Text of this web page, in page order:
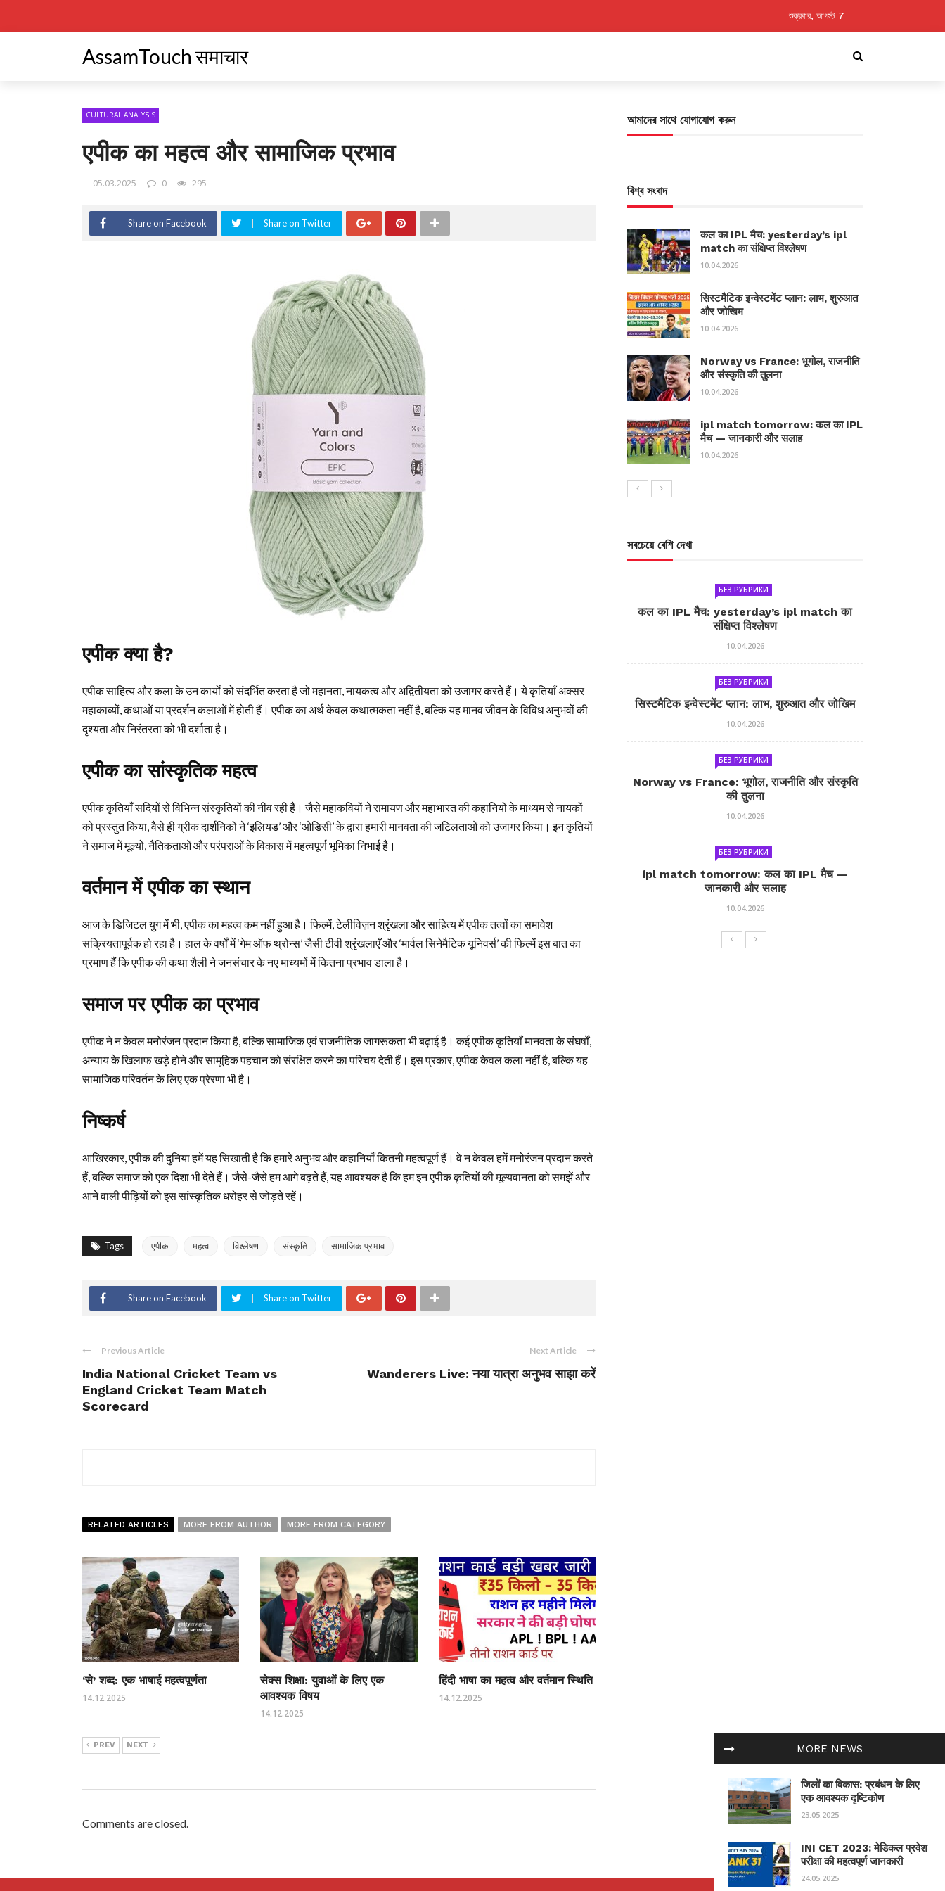
শুক্রবার, আগস্ট 7
AssamTouch समाचार
CULTURAL ANALYSIS
एपीक का महत्व और सामाजिक प्रभाव
05.03.2025 0 295
Share on Facebook Share on Twitter
एपीक क्या है?
एपीक साहित्य और कला के उन कार्यों को संदर्भित करता है जो महानता, नायकत्व और अद्वितीयता को उजागर करते हैं। ये कृतियाँ अक्सर
महाकाव्यों, कथाओं या प्रदर्शन कलाओं में होती हैं। एपीक का अर्थ केवल कथात्मकता नहीं है, बल्कि यह मानव जीवन के विविध अनुभवों की
दृश्यता और निरंतरता को भी दर्शाता है।
एपीक का सांस्कृतिक महत्व
एपीक कृतियाँ सदियों से विभिन्न संस्कृतियों की नींव रही हैं। जैसे महाकवियों ने रामायण और महाभारत की कहानियों के माध्यम से नायकों
को प्रस्तुत किया, वैसे ही ग्रीक दार्शनिकों ने ‘इलियड’ और ‘ओडिसी’ के द्वारा हमारी मानवता की जटिलताओं को उजागर किया। इन कृतियों
ने समाज में मूल्यों, नैतिकताओं और परंपराओं के विकास में महत्वपूर्ण भूमिका निभाई है।
वर्तमान में एपीक का स्थान
आज के डिजिटल युग में भी, एपीक का महत्व कम नहीं हुआ है। फिल्में, टेलीविज़न श्रृंखला और साहित्य में एपीक तत्वों का समावेश
सक्रियतापूर्वक हो रहा है। हाल के वर्षों में ‘गेम ऑफ थ्रोन्स’ जैसी टीवी श्रृंखलाएँ और ‘मार्वल सिनेमैटिक यूनिवर्स’ की फिल्में इस बात का
प्रमाण हैं कि एपीक की कथा शैली ने जनसंचार के नए माध्यमों में कितना प्रभाव डाला है।
समाज पर एपीक का प्रभाव
एपीक ने न केवल मनोरंजन प्रदान किया है, बल्कि सामाजिक एवं राजनीतिक जागरूकता भी बढ़ाई है। कई एपीक कृतियाँ मानवता के संघर्षों,
अन्याय के खिलाफ खड़े होने और सामूहिक पहचान को संरक्षित करने का परिचय देती हैं। इस प्रकार, एपीक केवल कला नहीं है, बल्कि यह
सामाजिक परिवर्तन के लिए एक प्रेरणा भी है।
निष्कर्ष
आखिरकार, एपीक की दुनिया हमें यह सिखाती है कि हमारे अनुभव और कहानियाँ कितनी महत्वपूर्ण हैं। वे न केवल हमें मनोरंजन प्रदान करते
हैं, बल्कि समाज को एक दिशा भी देते हैं। जैसे-जैसे हम आगे बढ़ते हैं, यह आवश्यक है कि हम इन एपीक कृतियों की मूल्यवानता को समझें और
आने वाली पीढ़ियों को इस सांस्कृतिक धरोहर से जोड़ते रहें।
Tags एपीक महत्व विश्लेषण संस्कृति सामाजिक प्रभाव
Share on Facebook Share on Twitter
Previous Article
India National Cricket Team vs
England Cricket Team Match
Scorecard
Next Article
Wanderers Live: नया यात्रा अनुभव साझा करें
RELATED ARTICLES MORE FROM AUTHOR MORE FROM CATEGORY
‘से’ शब्द: एक भाषाई महत्वपूर्णता
14.12.2025
सेक्स शिक्षा: युवाओं के लिए एक
आवश्यक विषय
14.12.2025
हिंदी भाषा का महत्व और वर्तमान स्थिति
14.12.2025
PREV NEXT
Comments are closed.
MORE NEWS
जिलों का विकास: प्रबंधन के लिए
एक आवश्यक दृष्टिकोण
23.05.2025
INI CET 2023: मेडिकल प्रवेश
परीक्षा की महत्वपूर्ण जानकारी
24.05.2025
আমাদের সাথে যোগাযোগ করুন
বিশ্ব সংবাদ
कल का IPL मैच: yesterday’s ipl
match का संक्षिप्त विश्लेषण
10.04.2026
सिस्टमैटिक इन्वेस्टमेंट प्लान: लाभ, शुरुआत
और जोखिम
10.04.2026
Norway vs France: भूगोल, राजनीति
और संस्कृति की तुलना
10.04.2026
ipl match tomorrow: कल का IPL
मैच — जानकारी और सलाह
10.04.2026
সবচেয়ে বেশি দেখা
БЕЗ РУБРИКИ
कल का IPL मैच: yesterday’s ipl match का
संक्षिप्त विश्लेषण
10.04.2026
БЕЗ РУБРИКИ
सिस्टमैटिक इन्वेस्टमेंट प्लान: लाभ, शुरुआत और जोखिम
10.04.2026
БЕЗ РУБРИКИ
Norway vs France: भूगोल, राजनीति और संस्कृति
की तुलना
10.04.2026
БЕЗ РУБРИКИ
ipl match tomorrow: कल का IPL मैच —
जानकारी और सलाह
10.04.2026